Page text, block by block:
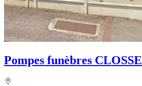
Pompes funèbres CLOSSE